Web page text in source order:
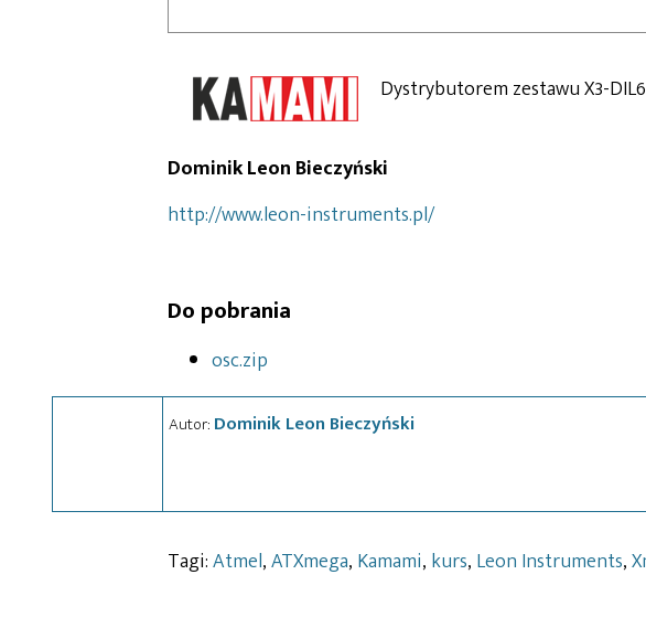
Dystrybutorem zestawu X3-
Dominik Leon Bieczyński
http://www.leon-instruments.pl/
Do pobrania
osc.zip
Autor: Dominik Leon Bieczyński
Tagi:Atmel,ATXmega, Kamami, kurs, Leon Instruments,